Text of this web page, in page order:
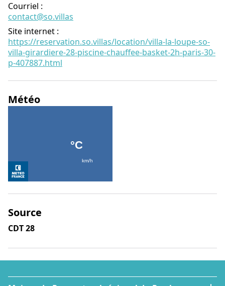
Courriel :
contact@so.villas
Site internet :
https://reservation.so.villas/location/villa-la-loupe-so-
villa-girardiere-28-piscine-chauffee-basket-2h-paris-30-
p-407887.html
Météo
Source
CDT 28